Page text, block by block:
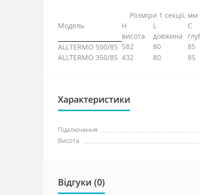
Модель
Розміри 1 секції, мм
H L
C
висота
довжина
ALLTERMO 500/85 582 80 85
ALLTERMO 350/85 432 80 85
Характеристики
Підключення
Висота
Відгуки (0)